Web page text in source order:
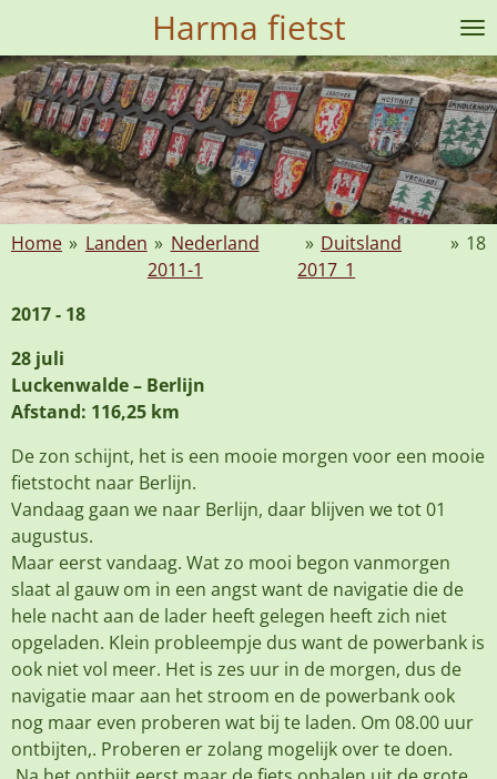
naar
de
hoofdinhoud
Harma fietst
Home » Landen » Nederland
2011-1
» Duitsland
2017_1
» 18
2017 - 18
28 juli
Luckenwalde – Berlijn
Afstand: 116,25 km
De zon schijnt, het is een mooie morgen voor een mooie
fietstocht naar Berlijn.
Vandaag gaan we naar Berlijn, daar blijven we tot 01
augustus.
Maar eerst vandaag. Wat zo mooi begon vanmorgen
slaat al gauw om in een angst want de navigatie die de
hele nacht aan de lader heeft gelegen heeft zich niet
opgeladen. Klein probleempje dus want de powerbank is
ook niet vol meer. Het is zes uur in de morgen, dus de
navigatie maar aan het stroom en de powerbank ook
nog maar even proberen wat bij te laden. Om 08.00 uur
ontbijten,. Proberen er zolang mogelijk over te doen.